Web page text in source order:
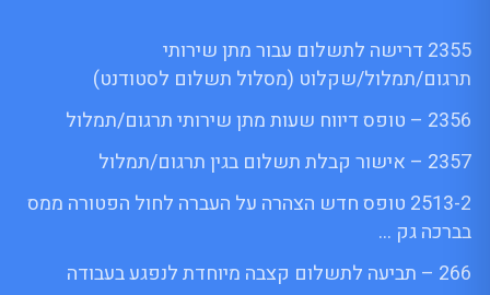
2355 דרישה לתשלום עבור מתן שירותי
תרגום/תמלול/שקלוט (מסלול תשלום לסטודנט)
2356 – טופס דיווח שעות מתן שירותי תרגום/תמלול
2357 – אישור קבלת תשלום בגין תרגום/תמלול
2513-2 טופס חדש הצהרה על העברה לחול הפטורה ממס
בברכה גק …
266 – תביעה לתשלום קצבה מיוחדת לנפגע בעבודה